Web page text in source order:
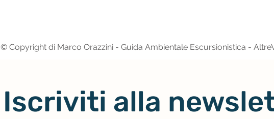
© Copyright di Marco Orazzini - Guida Ambientale Escursionistica -
Iscriviti alla